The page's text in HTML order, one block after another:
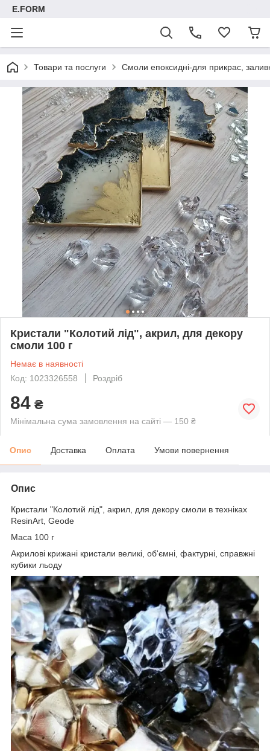
E.FORM
Товари та послуги Смоли епоксидні-для прикрас,
Кристали "Колотий лід", акрил, для декору
смоли 100 г
Немає в наявності
Код: 1023326558
Роздріб
84 ₴
Мінімальна сума замовлення на сайті — 150 ₴
Опис Доставка Оплата Умови повернення
Опис
Кристали "Колотий лід", акрил, для декору смоли в техніках
ResinArt, Geode
Маса 100 г
Акрилові крижані кристали великі, об'ємні, фактурні, справжні
кубики льоду